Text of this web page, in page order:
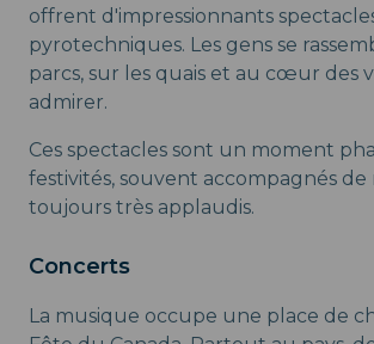
offrent d'impressionnants
pyrotechniques. Les gens se
parcs, sur les quais et au cœur des
admirer.
Ces spectacles sont un moment
festivités, souvent accompagnés
toujours très applaudis.
Concerts
La musique occupe une place de